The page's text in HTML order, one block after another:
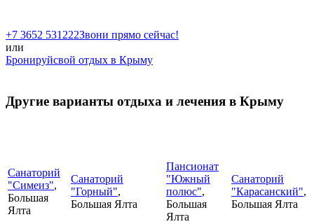
+7 3652 531222Звони прямо сейчас!
или
Бронируйсвой отдых в Крыму
Другие варианты отдыха и лечения в Крыму
Санаторий
"Симеиз",
Большая
Ялта
Санаторий
"Горный",
Большая Ялта
Пансионат
"Южный
полюс",
Большая
Ялта
Санаторий
"Карасанский",
Большая Ялта